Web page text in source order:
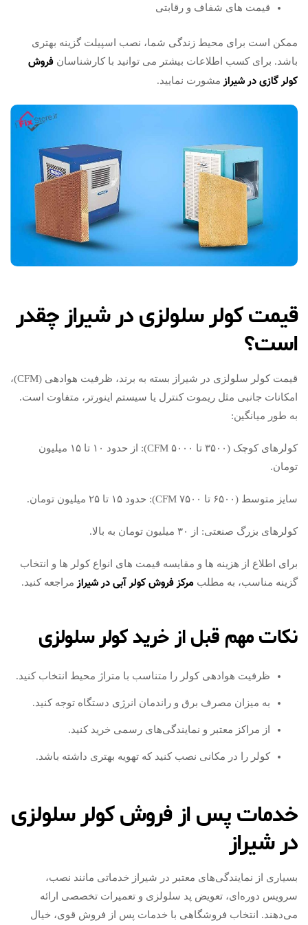
قیمت‌ های شفاف و رقابتی
ممکن است برای محیط زندگی شما، نصب اسپیلت گزینه بهتری
باشد. برای کسب اطلاعات بیشتر می توانید با کارشناسان فروش
کولر گازی در شیراز مشورت نمایید.
قیمت کولر سلولزی در شیراز چقدر
است؟
قیمت کولر سلولزی در شیراز بسته به برند، ظرفیت هوادهی (CFM)،
امکانات جانبی مثل ریموت کنترل یا سیستم اینورتر، متفاوت است.
به طور میانگین:
کولرهای کوچک (۳۵۰۰ تا ۵۰۰۰ CFM): از حدود ۱۰ تا ۱۵ میلیون
تومان.
سایز متوسط (۶۵۰۰ تا ۷۵۰۰ CFM): حدود ۱۵ تا ۲۵ میلیون تومان.
کولرهای بزرگ صنعتی: از ۳۰ میلیون تومان به بالا.
برای اطلاع از هزینه ها و مقایسه قیمت های انواع کولر ها و انتخاب
گزینه مناسب، به مطلب مرکز فروش کولر آبی در شیراز مراجعه کنید.
نکات مهم قبل از خرید کولر سلولزی
ظرفیت هوادهی کولر را متناسب با متراژ محیط انتخاب کنید.
به میزان مصرف برق و راندمان انرژی دستگاه توجه کنید.
از مراکز معتبر و نمایندگی‌های رسمی خرید کنید.
کولر را در مکانی نصب کنید که تهویه بهتری داشته باشد.
خدمات پس از فروش کولر سلولزی
در شیراز
بسیاری از نمایندگی‌های معتبر در شیراز خدماتی مانند نصب،
سرویس دوره‌ای، تعویض پد سلولزی و تعمیرات تخصصی ارائه
می‌دهند. انتخاب فروشگاهی با خدمات پس از فروش قوی، خیال